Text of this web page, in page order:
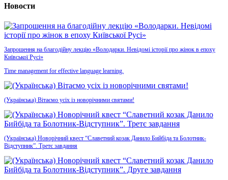
Новости
Запрошення на благодійну лекцію «Володарки. Невідомі історії про жінок в епоху
Київської Русі»
Time management for effective language learning.
(Українська) Вітаємо усіх із новорічними святами!
(Українська) Новорічний квест “Славетний козак Данило Бийбіда та Болотник-
Відступник”. Третє завдання